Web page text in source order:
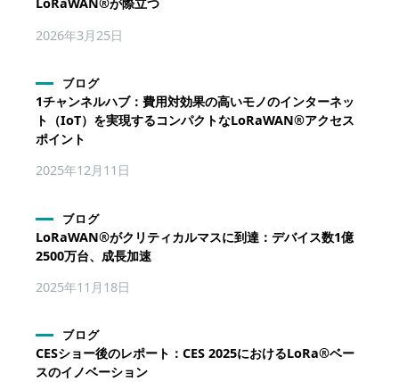
2026年3月25日
ブログ
1チャンネルハブ：費用対効果の高いモノのインターネッ
ト（IoT）を実現するコンパクトなLoRaWAN®アクセス
ポイント
2025年12月11日
ブログ
LoRaWAN®がクリティカルマスに到達：デバイス数1億
2500万台、成長加速
2025年11月18日
ブログ
CESショー後のレポート：CES 2025におけるLoRa®ベー
スのイノベーション